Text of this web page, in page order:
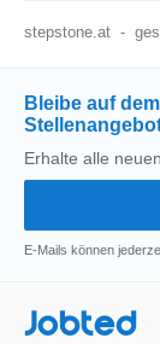
stepstone.at -
Bleibe auf
Erhalte alle
E-Mails können
Jobted